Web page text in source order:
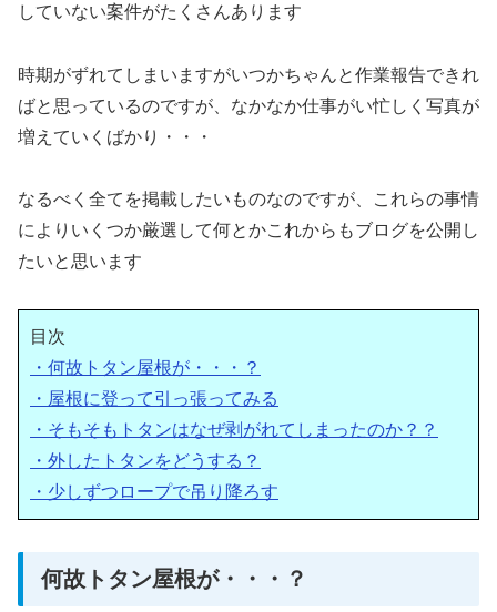
していない案件がたくさんあります
時期がずれてしまいますがいつかちゃんと作業報告できれ
ばと思っているのですが、なかなか仕事がい忙しく写真が
増えていくばかり・・・
なるべく全てを掲載したいものなのですが、これらの事情
によりいくつか厳選して何とかこれからもブログを公開し
たいと思います
目次
・何故トタン屋根が・・・？
・屋根に登って引っ張ってみる
・そもそもトタンはなぜ剥がれてしまったのか？？
・外したトタンをどうする？
・少しずつロープで吊り降ろす
何故トタン屋根が・・・？